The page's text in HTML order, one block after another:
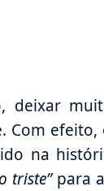
deixar
Com efeito,
na
triste”para